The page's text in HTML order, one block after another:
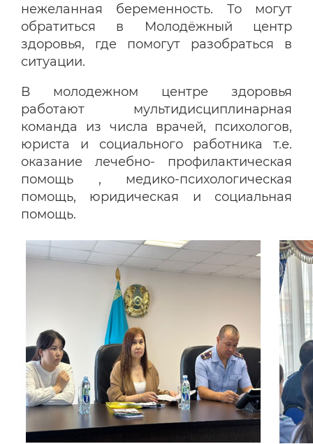
нежеланная беременность. То могут
обратиться в Молодёжный центр
здоровья, где помогут разобраться в
ситуации.
В молодежном центре здоровья
работают мультидисциплинарная
команда из числа врачей, психологов,
юриста и социального работника т.е.
оказание лечебно- профилактическая
помощь , медико-психологическая
помощь, юридическая и социальная
помощь.